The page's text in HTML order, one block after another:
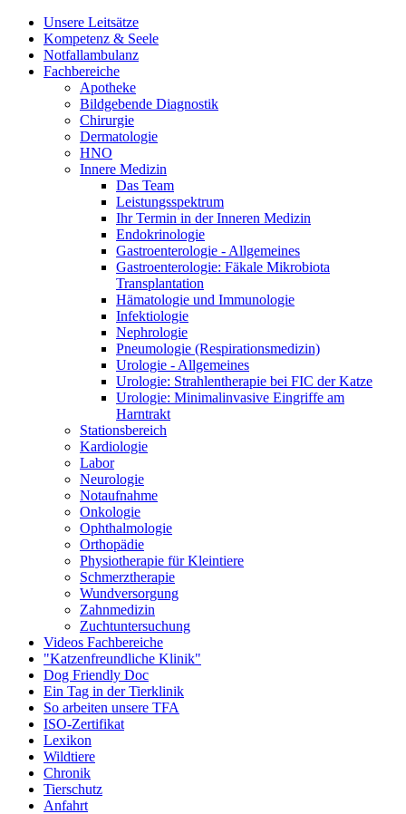
Unsere Leitsätze
Kompetenz & Seele
Notfallambulanz
Fachbereiche
Apotheke
Bildgebende Diagnostik
Chirurgie
Dermatologie
HNO
Innere Medizin
Das Team
Leistungsspektrum
Ihr Termin in der Inneren Medizin
Endokrinologie
Gastroenterologie - Allgemeines
Gastroenterologie: Fäkale Mikrobiota
Transplantation
Hämatologie und Immunologie
Infektiologie
Nephrologie
Pneumologie (Respirationsmedizin)
Urologie - Allgemeines
Urologie: Strahlentherapie bei FIC der Katze
Urologie: Minimalinvasive Eingriffe am
Harntrakt
Stationsbereich
Kardiologie
Labor
Neurologie
Notaufnahme
Onkologie
Ophthalmologie
Orthopädie
Physiotherapie für Kleintiere
Schmerztherapie
Wundversorgung
Zahnmedizin
Zuchtuntersuchung
Videos Fachbereiche
"Katzenfreundliche Klinik"
Dog Friendly Doc
Ein Tag in der Tierklinik
So arbeiten unsere TFA
ISO-Zertifikat
Lexikon
Wildtiere
Chronik
Tierschutz
Anfahrt